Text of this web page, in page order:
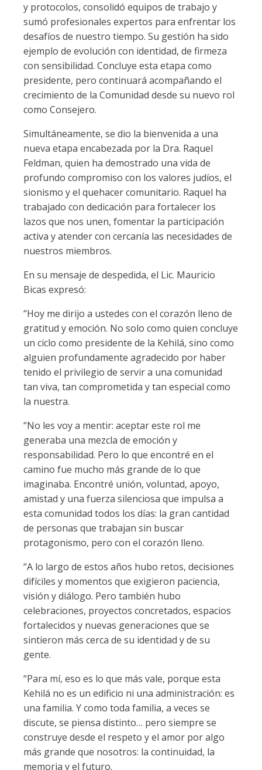
y protocolos, consolidó equipos de trabajo y
sumó profesionales expertos para enfrentar los
desafíos de nuestro tiempo. Su gestión ha sido
ejemplo de evolución con identidad, de firmeza
con sensibilidad. Concluye esta etapa como
presidente, pero continuará acompañando el
crecimiento de la Comunidad desde su nuevo rol
como Consejero.
Simultáneamente, se dio la bienvenida a una
nueva etapa encabezada por la Dra. Raquel
Feldman, quien ha demostrado una vida de
profundo compromiso con los valores judíos, el
sionismo y el quehacer comunitario. Raquel ha
trabajado con dedicación para fortalecer los
lazos que nos unen, fomentar la participación
activa y atender con cercanía las necesidades de
nuestros miembros.
En su mensaje de despedida, el Lic. Mauricio
Bicas expresó:
“Hoy me dirijo a ustedes con el corazón lleno de
gratitud y emoción. No solo como quien concluye
un ciclo como presidente de la Kehilá, sino como
alguien profundamente agradecido por haber
tenido el privilegio de servir a una comunidad
tan viva, tan comprometida y tan especial como
la nuestra.
“No les voy a mentir: aceptar este rol me
generaba una mezcla de emoción y
responsabilidad. Pero lo que encontré en el
camino fue mucho más grande de lo que
imaginaba. Encontré unión, voluntad, apoyo,
amistad y una fuerza silenciosa que impulsa a
esta comunidad todos los días: la gran cantidad
de personas que trabajan sin buscar
protagonismo, pero con el corazón lleno.
“A lo largo de estos años hubo retos, decisiones
difíciles y momentos que exigieron paciencia,
visión y diálogo. Pero también hubo
celebraciones, proyectos concretados, espacios
fortalecidos y nuevas generaciones que se
sintieron más cerca de su identidad y de su
gente.
“Para mí, eso es lo que más vale, porque esta
Kehilá no es un edificio ni una administración: es
una familia. Y como toda familia, a veces se
discute, se piensa distinto… pero siempre se
construye desde el respeto y el amor por algo
más grande que nosotros: la continuidad, la
memoria y el futuro.